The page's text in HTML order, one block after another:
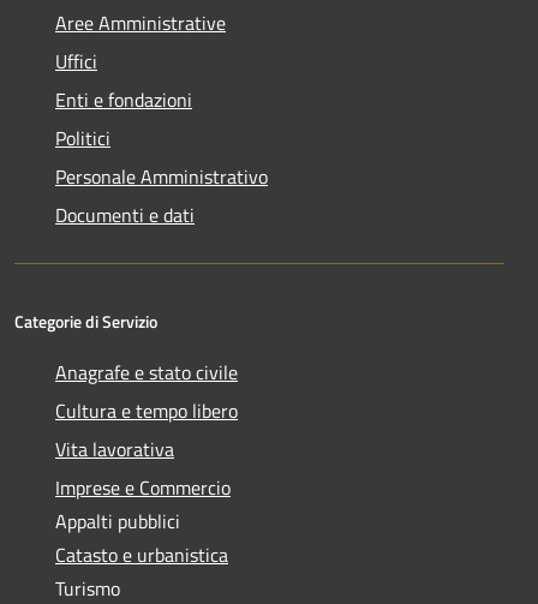
Aree Amministrative
Uffici
Enti e fondazioni
Politici
Personale Amministrativo
Documenti e dati
Categorie di Servizio
Anagrafe e stato civile
Cultura e tempo libero
Vita lavorativa
Imprese e Commercio
Appalti pubblici
Catasto e urbanistica
Turismo